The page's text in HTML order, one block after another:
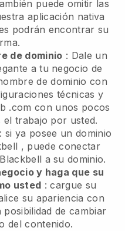
puede omitir las
aplicación nativa
podrán encontrar su
de dominio : Dale un
a tu negocio de
de dominio con
técnicas y
.com con unos pocos
trabajo por usted.
: si ya posee un dominio
, puede conectar
Blackbell a su dominio.
y haga que su
usted : cargue su
su apariencia con
de cambiar
del contenido.